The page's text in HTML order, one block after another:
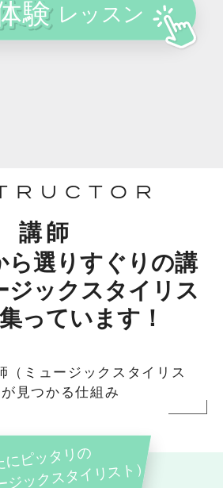
講師
ら選りすぐりの講
ジックスタイリス
っています！
（ミュージックスタイリス
が見つかる仕組み